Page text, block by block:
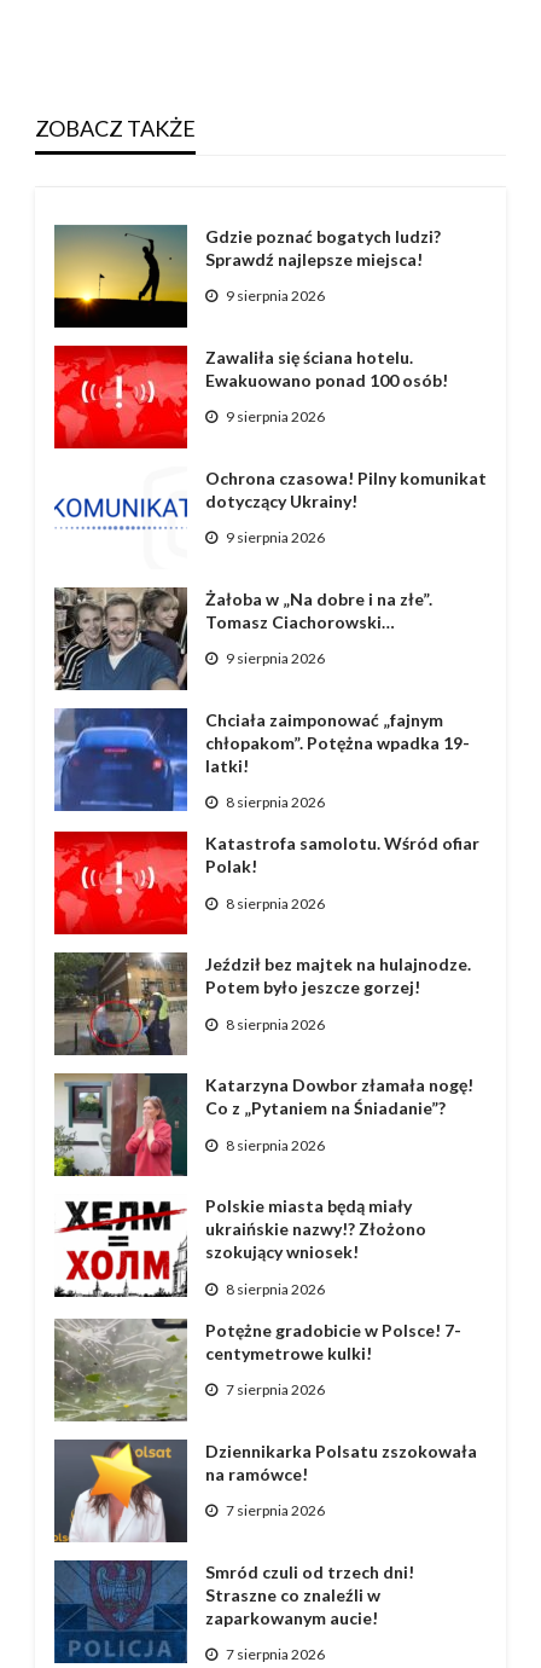
ZOBACZ TAKŻE
Gdzie poznać bogatych ludzi?
Sprawdź najlepsze miejsca!
9 sierpnia 2026
Zawaliła się ściana hotelu.
Ewakuowano ponad 100 osób!
9 sierpnia 2026
Ochrona czasowa! Pilny komunikat
dotyczący Ukrainy!
9 sierpnia 2026
Żałoba w „Na dobre i na złe”.
Tomasz Ciachorowski…
9 sierpnia 2026
Chciała zaimponować „fajnym
chłopakom”. Potężna wpadka 19-
latki!
8 sierpnia 2026
Katastrofa samolotu. Wśród ofiar
Polak!
8 sierpnia 2026
Jeździł bez majtek na hulajnodze.
Potem było jeszcze gorzej!
8 sierpnia 2026
Katarzyna Dowbor złamała nogę!
Co z „Pytaniem na Śniadanie”?
8 sierpnia 2026
Polskie miasta będą miały
ukraińskie nazwy!? Złożono
szokujący wniosek!
8 sierpnia 2026
Potężne gradobicie w Polsce! 7-
centymetrowe kulki!
7 sierpnia 2026
Dziennikarka Polsatu zszokowała
na ramówce!
7 sierpnia 2026
Smród czuli od trzech dni!
Straszne co znaleźli w
zaparkowanym aucie!
7 sierpnia 2026